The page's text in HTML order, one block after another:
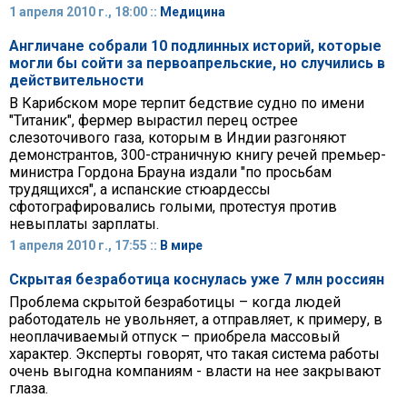
1 апреля 2010 г., 18:00 :: Медицина
Англичане собрали 10 подлинных историй, которые
могли бы сойти за первоапрельские, но случились в
действительности
В Карибском море терпит бедствие судно по имени
"Титаник", фермер вырастил перец острее
слезоточивого газа, которым в Индии разгоняют
демонстрантов, 300-страничную книгу речей премьер-
министра Гордона Брауна издали "по просьбам
трудящихся", а испанские стюардессы
сфотографировались голыми, протестуя против
невыплаты зарплаты.
1 апреля 2010 г., 17:55 :: В мире
Скрытая безработица коснулась уже 7 млн россиян
Проблема скрытой безработицы – когда людей
работодатель не увольняет, а отправляет, к примеру, в
неоплачиваемый отпуск – приобрела массовый
характер. Эксперты говорят, что такая система работы
очень выгодна компаниям - власти на нее закрывают
глаза.